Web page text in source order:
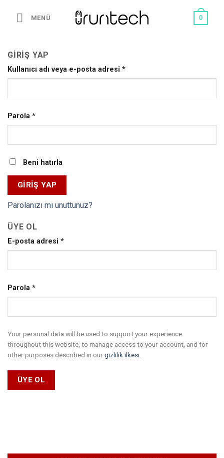
MENÜ 0
GIRIŞ YAP
Kullanıcı adı veya e-posta adresi *
Parola *
Beni hatırla
GIRIŞ YAP
Parolanızı mı unuttunuz?
ÜYE OL
E-posta adresi *
Parola *
Your personal data will be used to support your experience
throughout this website, to manage access to your account, and for
other purposes described in ourgizlilik ilkesi
ÜYE OL